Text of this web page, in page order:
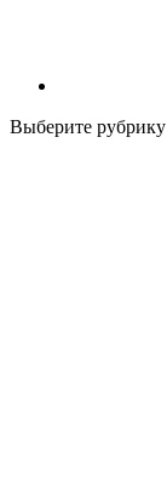
Выберите рубрику